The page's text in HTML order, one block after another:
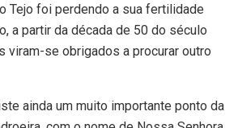
Tejo foi perdendo a sua fertilidade
a partir da década de 50 do século
viram-se obrigados a procurar outro
ainda um muito importante ponto da